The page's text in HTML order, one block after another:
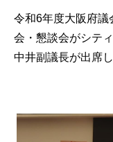
令和6年度大阪府議
会・懇談会がシテ
中井副議長が出席し